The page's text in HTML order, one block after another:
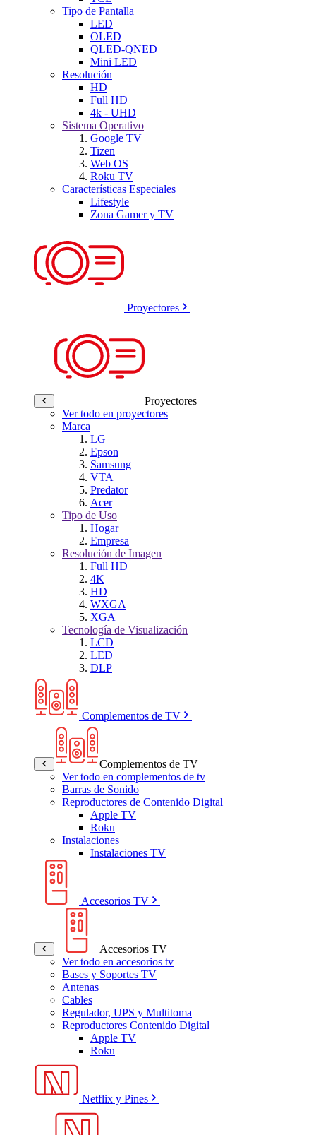
Tipo de Pantalla
LED
OLED
QLED-QNED
Mini LED
Resolución
HD
Full HD
4k - UHD
Sistema Operativo
Google TV
Tizen
Web OS
Roku TV
Características Especiales
Lifestyle
Zona Gamer y TV
Proyectores
Proyectores
Ver todo en proyectores
Marca
LG
Epson
Samsung
VTA
Predator
Acer
Tipo de Uso
Hogar
Empresa
Resolución de Imagen
Full HD
4K
HD
WXGA
XGA
Tecnología de Visualización
LCD
LED
DLP
Complementos de TV
Complementos de TV
Ver todo en complementos de tv
Barras de Sonido
Reproductores de Contenido Digital
Apple TV
Roku
Instalaciones
Instalaciones TV
Accesorios TV
Accesorios TV
Ver todo en accesorios tv
Bases y Soportes TV
Antenas
Cables
Regulador, UPS y Multitoma
Reproductores Contenido Digital
Apple TV
Roku
Netflix y Pines